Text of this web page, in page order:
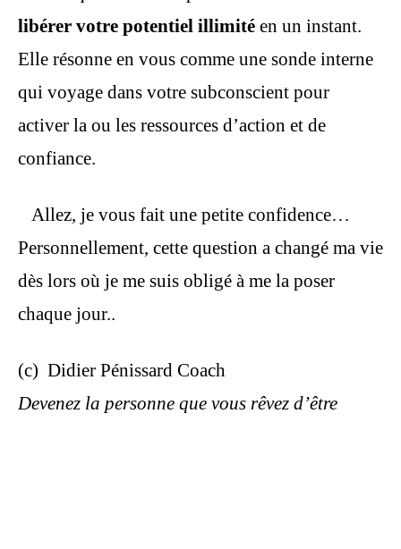
libérer votre potentiel illimité en un instant.
Elle résonne en vous comme une sonde interne
qui voyage dans votre subconscient pour
activer la ou les ressources d’action et de
confiance.
Allez, je vous fait une petite confidence…
Personnellement, cette question a changé ma vie
dès lors où je me suis obligé à me la poser
chaque jour..
(c) Didier Pénissard Coach
Devenez la personne que vous rêvez d’être